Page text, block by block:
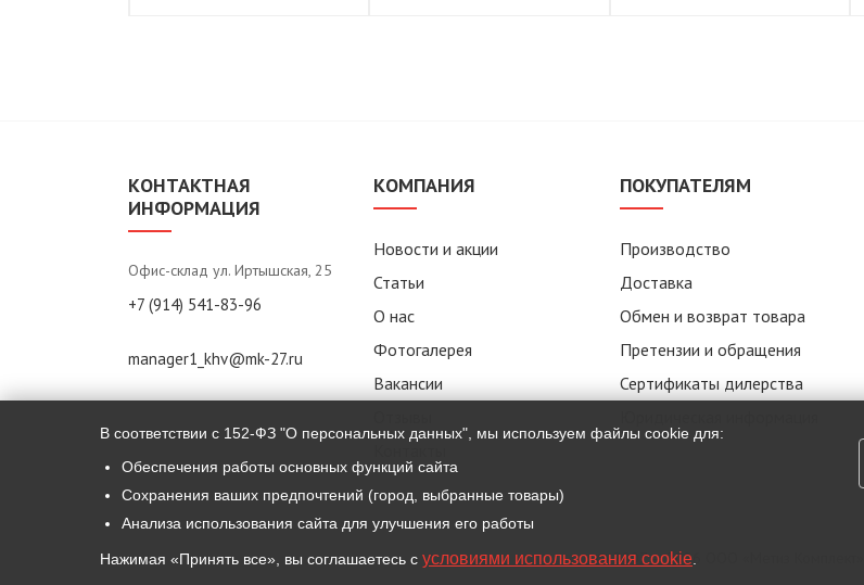
КОНТАКТНАЯ
ИНФОРМАЦИЯ
Офис-склад ул. Иртышская, 25
+7 (914) 541-83-96
manager1_khv@mk-27.ru
КОМПАНИЯ
Новости и акции
Статьи
О нас
Фотогалерея
Вакансии
ПОКУПАТЕЛЯМ
Производство
Доставка
Обмен и возврат товара
Претензии и обращения
Сертификаты дилерства
© 2007 — 2026 ООО «Метиз Комплект»
В соответствии с 152-ФЗ "О персональных данных", мы используем файлы cookie для:
Обеспечения работы основных функций сайта
Сохранения ваших предпочтений (город, выбранные товары)
Анализа использования сайта для улучшения его работы
Нажимая «Принять все», вы соглашаетесь с условиями использования cookie